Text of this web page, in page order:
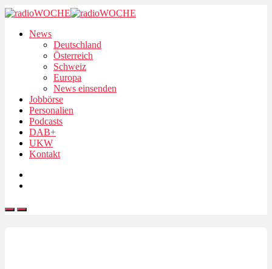
News
Deutschland
Österreich
Schweiz
Europa
News einsenden
Jobbörse
Personalien
Podcasts
DAB+
UKW
Kontakt